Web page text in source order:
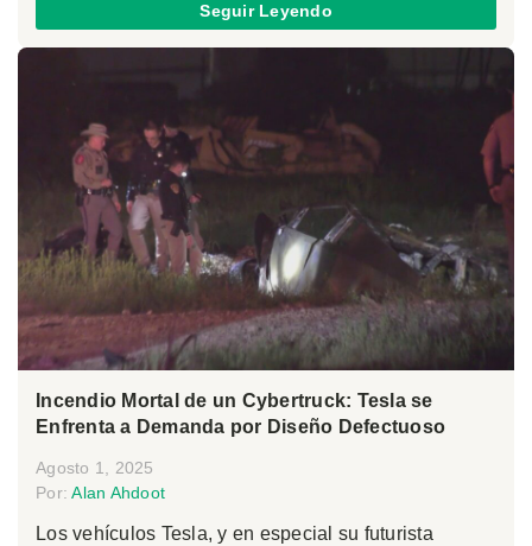
Seguir Leyendo
Incendio Mortal de un Cybertruck: Tesla se
Enfrenta a Demanda por Diseño Defectuoso
Agosto 1, 2025
Por:Alan Ahdoot
Los vehículos Tesla, y en especial su futurista